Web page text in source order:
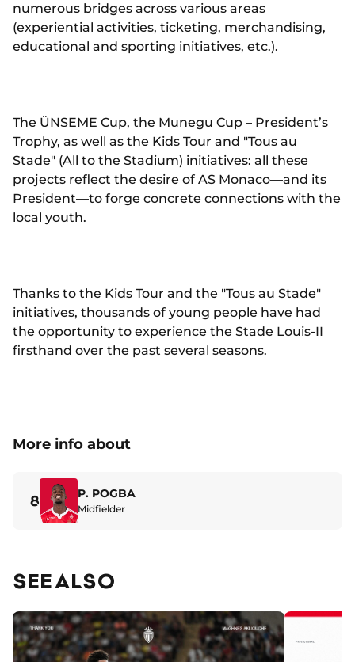
numerous bridges across various areas
(experiential activities, ticketing, merchandising,
educational and sporting initiatives, etc.).
The ÜNSEME Cup, the Munegu Cup – President’s
Trophy, as well as the Kids Tour and "Tous au
Stade" (All to the Stadium) initiatives: all these
projects reflect the desire of AS Monaco—and its
President—to forge concrete connections with the
local youth.
Thanks to the Kids Tour and the "Tous au Stade"
initiatives, thousands of young people have had
the opportunity to experience the Stade Louis-II
firsthand over the past several seasons.
More info about
8 P. POGBA
Midfielder
SEE ALSO